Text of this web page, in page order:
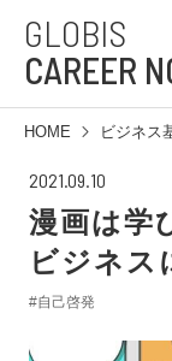
GLOBIS
CAREER
HOME ビジネス
2021.09.10
漫画は学
ビジネス
#自己啓発